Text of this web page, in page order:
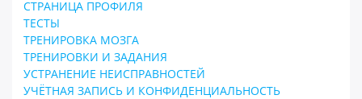
СТРАНИЦА ПРОФИЛЯ
ТЕСТЫ
ТРЕНИРОВКА МОЗГА
ТРЕНИРОВКИ И ЗАДАНИЯ
УСТРАНЕНИЕ НЕИСПРАВНОСТЕЙ
УЧЁТНАЯ ЗАПИСЬ И КОНФИДЕНЦИАЛЬНОСТЬ